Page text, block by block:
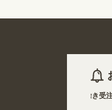
ル・注水台など)を除き受注生